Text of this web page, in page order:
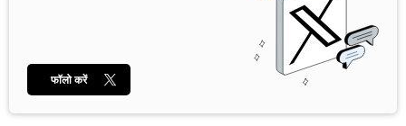
फॉलो करें